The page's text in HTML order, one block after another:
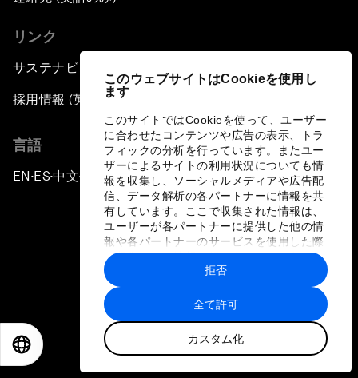
このウェブサイトはCookieを使用し
ます
このサイトではCookieを使って、ユーザー
に合わせたコンテンツや広告の表示、トラ
フィックの分析を行っています。またユー
ザーによるサイトの利用状況についても情
報を収集し、ソーシャルメディアや広告配
信、データ解析の各パートナーに情報を共
有しています。ここで収集された情報は、
ユーザーが各パートナーに提供した他の情
報や各パートナーのサービスを使用した際
に収集された情報と組み合わされ、各パー
トナーによって使用されることがありま
す。
全て許可
カスタム化
拒否
リンク
サステナビリティへの取り組み
採用情報 (英語のみ)
言語
EN ▪ ES▪中文▪ 日本語
プライバシーポリシーと利用規約
サイトマップ
©
世界経済フォーラム